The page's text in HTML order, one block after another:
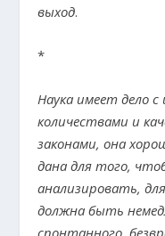
выход.
*
Наука имеет дело
количествами и
законами, она
дана для того,
анализировать,
должна быть